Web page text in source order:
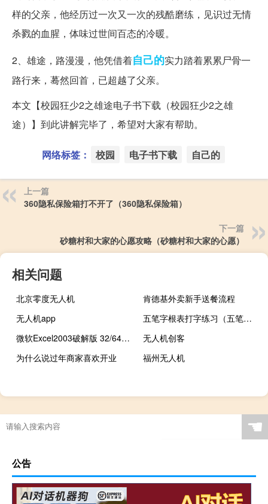
样的父亲，他经历过一次又一次的残酷磨练，见识过无情
杀戮的血腥，体味过世间百态的冷暖。
2、雄途，路漫漫，他凭借着自己的实力踏着累累尸骨一
路行来，蓦然回首，已超越了父亲。
本文【校园狂少2之雄途电子书下载（校园狂少2之雄
途）】到此讲解完毕了，希望对大家有帮助。
网络标签： 校园 电子书下载 自己的
上一篇
360隐私保险箱打不开了（360隐私保险箱）
下一篇
砂糖村和大家的心愿攻略（砂糖村和大家的心愿）
相关问题
北京零度无人机
肯德基外卖新手送餐流程
无人机app
五笔字根表打字练习（五笔字跟表）
微软Excel2003破解版 32/64位 激活密钥版（微软Excel2003破解版 32/64位 激活密钥版功能简介）
无人机创客
为什么说过年商家喜欢开业
福州无人机
☚
公告